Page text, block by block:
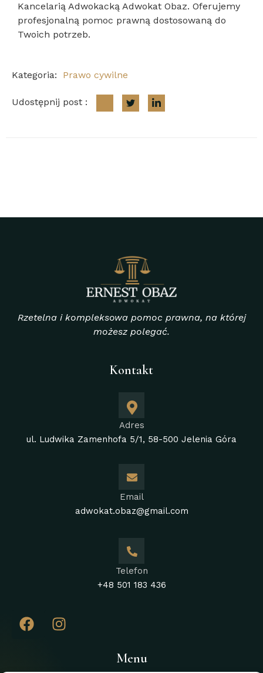
Kancelarią Adwokacką Adwokat Obaz. Oferujemy
profesjonalną pomoc prawną dostosowaną do
Twoich potrzeb.
Kategoria: Prawo cywilne
Udostępnij post :
Rzetelna i kompleksowa pomoc prawna, na której
możesz polegać.
Kontakt
Adres
ul. Ludwika Zamenhofa 5/1, 58-500 Jelenia Góra
Email
adwokat.obaz@gmail.com
Telefon
+48 501 183 436
Menu